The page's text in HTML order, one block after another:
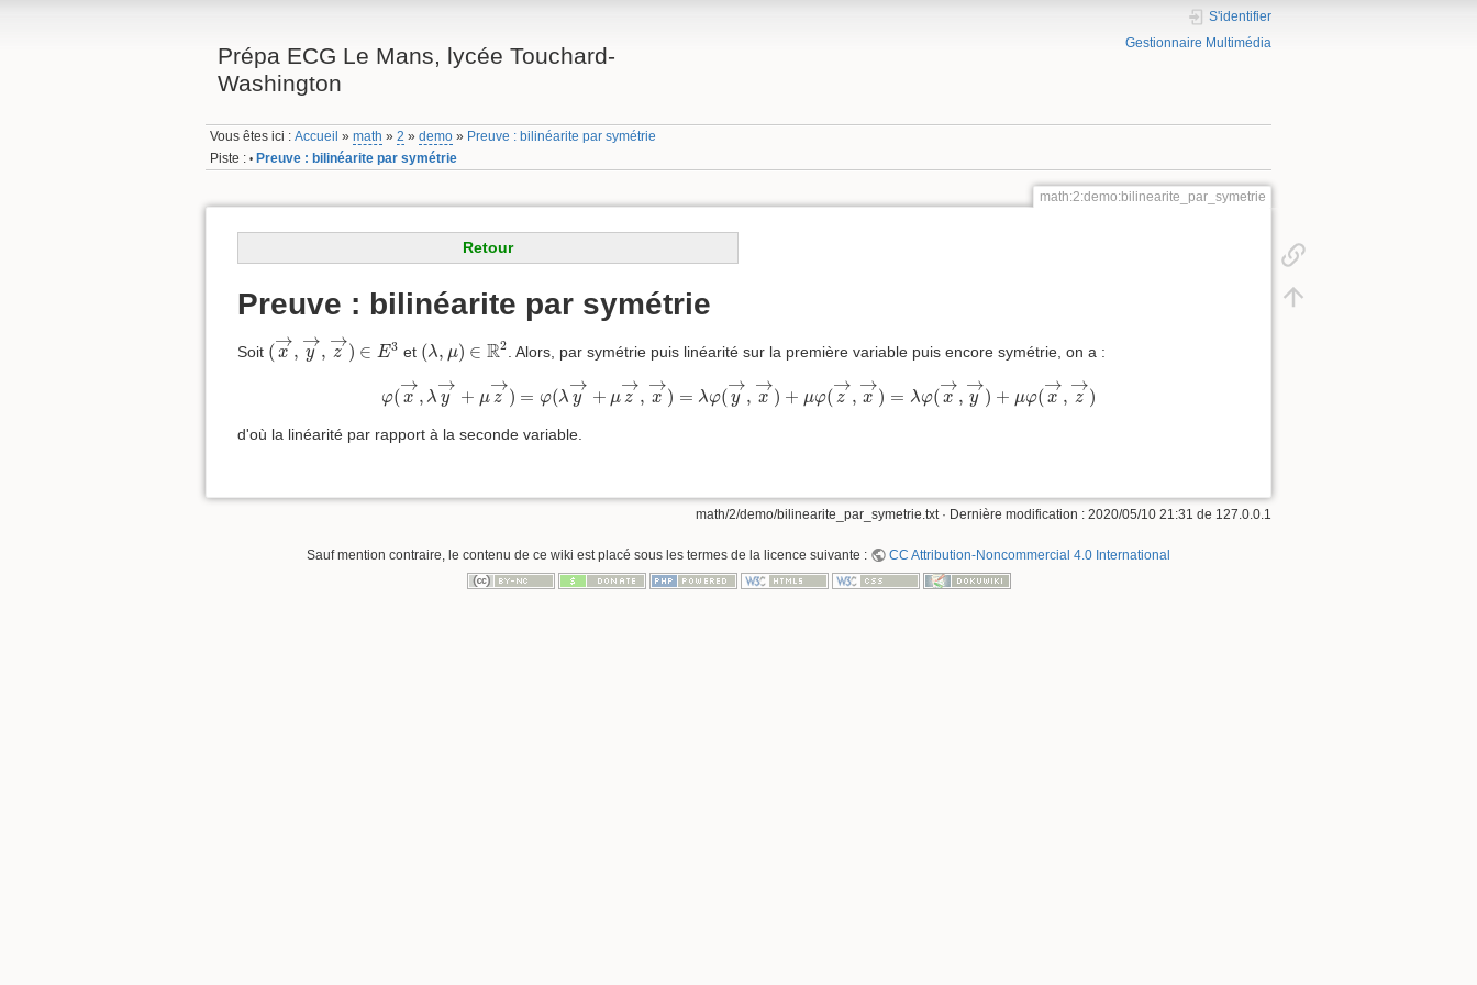
Prépa ECG Le Mans, lycée Touchard-
Washington
S'identifier
Gestionnaire Multimédia
Vous êtes ici :Accueil »math »2 »demo » Preuve : bilinéarite par symétrie
Piste : • Preuve : bilinéarite par symétrie
math:2:demo:bilinearite_par_symetrie
Retour
Preuve : bilinéarite par symétrie
Soit (
→
x ,
→
y ,
→
z ) ∈ E3
x→ ,y→,z
et (λ, μ) ∈ R2
(λ )∈ R2
. Alors, par symétrie puis linéarité sur la première variable puis encore symétrie, on a :
φ(
→
x , λ
→
y + μ
→
z ) = φ(λ
→
y + μ
→
z ,
→
x ) = λφ(
→
y ,
→
x ) + μφ(
→
z ,
→
x ) = λφ(
→
x ,
→
y ) + μφ(
→
x ,
→
z )
x→ λy→ μz→ y→ z→ ,x→ y→,x→ (z→,x (x→,y φ(x →,
d'où la linéarité par rapport à la seconde variable.
math/2/demo/bilinearite_par_symetrie.txt· Dernière modification : 2020/05/10 21:31 de 127.0.0.1
Sauf mention contraire, le contenu de ce wiki est placé sous les termes de la licence suivante : CC Attribution-Noncommercial 4.0 International